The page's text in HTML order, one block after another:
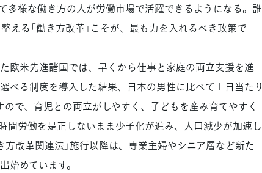
多様な働き方の人が労働市場で活躍できるようになる。誰
える「働き方改革」こそが、最も力を入れるべき政策で
米先進諸国では、早くから仕事と家庭の両立支援を進
べる制度を導入した結果、日本の男性に比べて１日当たり
で、育児との両立がしやすく、子どもを産み育てやすく
間労働を是正しないまま少子化が進み、人口減少が加速し
方改革関連法」施行以降は、専業主婦やシニア層など新た
始めています。